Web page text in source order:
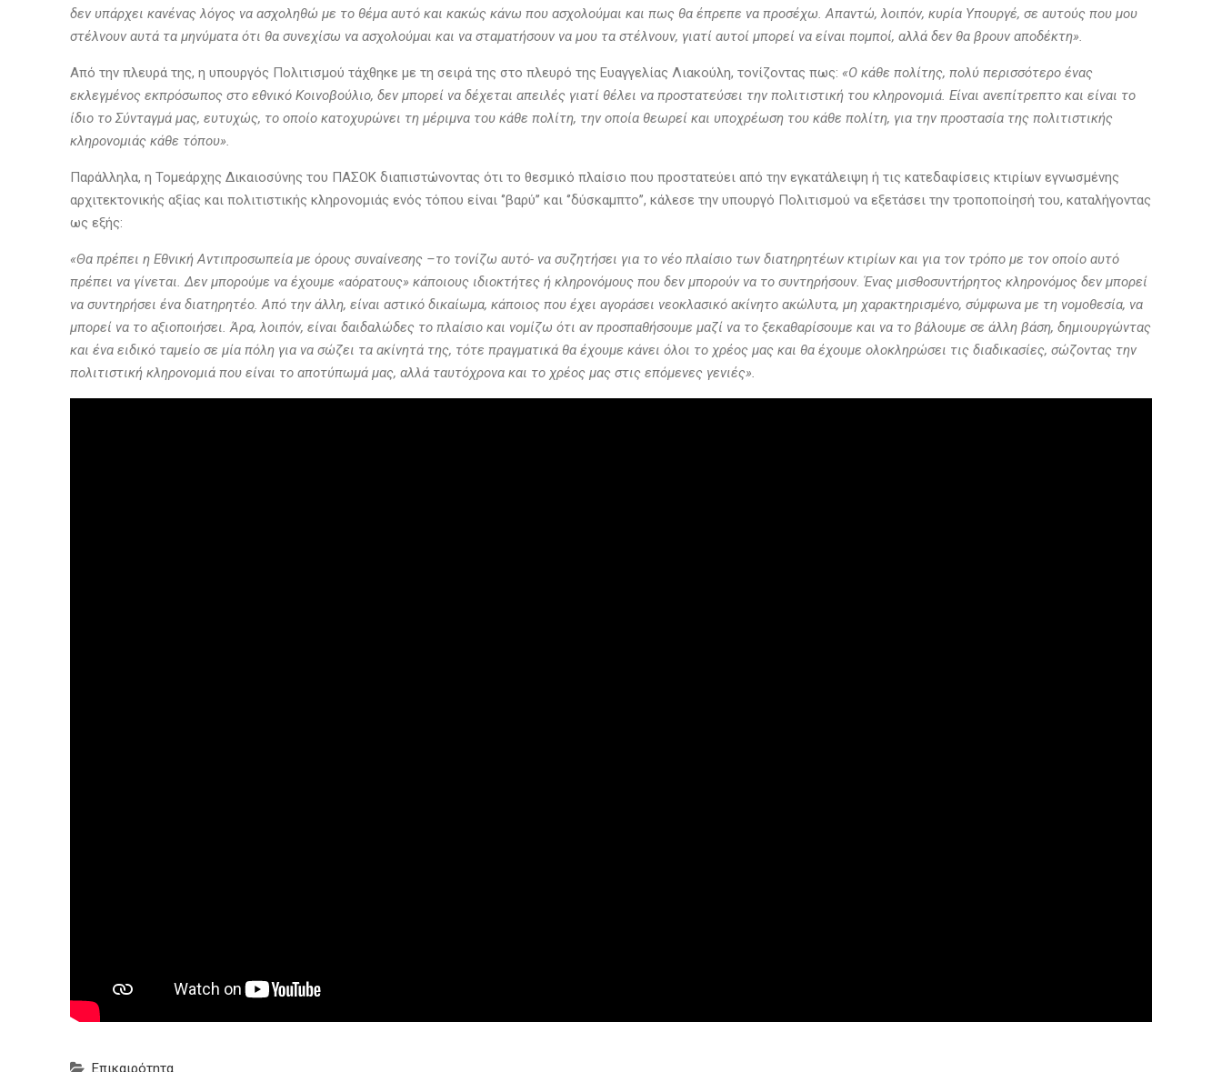
δεν υπάρχει κανένας λόγος να ασχοληθώ με το θέμα αυτό και κακώς κάνω που ασχολούμαι και πως θα έπρεπε να προσέχω. Απαντώ, λοιπόν, κυρία Υπουργέ, σε αυτούς που μου
στέλνουν αυτά τα μηνύματα ότι θα συνεχίσω να ασχολούμαι και να σταματήσουν να μου τα στέλνουν, γιατί αυτοί μπορεί να είναι πομποί, αλλά δεν θα βρουν αποδέκτη».
Από την πλευρά της, η υπουργός Πολιτισμού τάχθηκε με τη σειρά της στο πλευρό της Ευαγγελίας Λιακούλη, τονίζοντας πως: «Ο κάθε πολίτης, πολύ περισσότερο ένας
εκλεγμένος εκπρόσωπος στο εθνικό Κοινοβούλιο, δεν μπορεί να δέχεται απειλές γιατί θέλει να προστατεύσει την πολιτιστική του κληρονομιά. Είναι ανεπίτρεπτο και είναι το
ίδιο το Σύνταγμά μας, ευτυχώς, το οποίο κατοχυρώνει τη μέριμνα του κάθε πολίτη, την οποία θεωρεί και υποχρέωση του κάθε πολίτη, για την προστασία της πολιτιστικής
κληρονομιάς κάθε τόπου».
Παράλληλα, η Τομεάρχης Δικαιοσύνης του ΠΑΣΟΚ διαπιστώνοντας ότι το θεσμικό πλαίσιο που προστατεύει από την εγκατάλειψη ή τις κατεδαφίσεις κτιρίων εγνωσμένης
αρχιτεκτονικής αξίας και πολιτιστικής κληρονομιάς ενός τόπου είναι ‘’βαρύ’’ και ‘’δύσκαμπτο’’, κάλεσε την υπουργό Πολιτισμού να εξετάσει την τροποποίησή του, καταλήγοντας
ως εξής:
«Θα πρέπει η Εθνική Αντιπροσωπεία με όρους συναίνεσης –το τονίζω αυτό- να συζητήσει για το νέο πλαίσιο των διατηρητέων κτιρίων και για τον τρόπο με τον οποίο αυτό
πρέπει να γίνεται. Δεν μπορούμε να έχουμε «αόρατους» κάποιους ιδιοκτήτες ή κληρονόμους που δεν μπορούν να το συντηρήσουν. Ένας μισθοσυντήρητος κληρονόμος δεν μπορεί
να συντηρήσει ένα διατηρητέο. Από την άλλη, είναι αστικό δικαίωμα, κάποιος που έχει αγοράσει νεοκλασικό ακίνητο ακώλυτα, μη χαρακτηρισμένο, σύμφωνα με τη νομοθεσία, να
μπορεί να το αξιοποιήσει. Άρα, λοιπόν, είναι δαιδαλώδες το πλαίσιο και νομίζω ότι αν προσπαθήσουμε μαζί να το ξεκαθαρίσουμε και να το βάλουμε σε άλλη βάση, δημιουργώντας
και ένα ειδικό ταμείο σε μία πόλη για να σώζει τα ακίνητά της, τότε πραγματικά θα έχουμε κάνει όλοι το χρέος μας και θα έχουμε ολοκληρώσει τις διαδικασίες, σώζοντας την
πολιτιστική κληρονομιά που είναι το αποτύπωμά μας, αλλά ταυτόχρονα και το χρέος μας στις επόμενες γενιές».
Επικαιρότητα